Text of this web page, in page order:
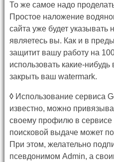
То же самое надо
Простое наложение
сайта уже будет указывать
являетесь вы. Как и в
защитит вашу работу на
использовать какие-
закрыть ваш watermark.
◊Использование сервиса
известно, можно
своему профилю в сервисе
поисковой выдаче может
При этом, желательно
псевдонимом Admin, а